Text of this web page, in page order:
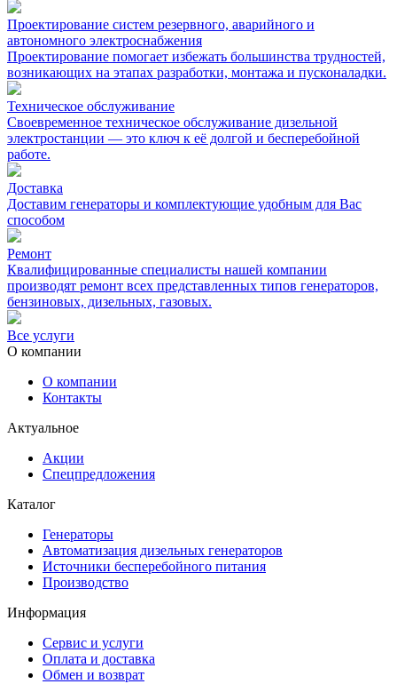
Проектирование систем резервного, аварийного и
автономного электроснабжения
Проектирование помогает избежать большинства трудностей,
возникающих на этапах разработки, монтажа и пусконаладки.
Техническое обслуживание
Своевременное техническое обслуживание дизельной
электростанции — это ключ к её долгой и бесперебойной
работе.
Доставка
Доставим генераторы и комплектующие удобным для Вас
способом
Ремонт
Квалифицированные специалисты нашей компании
производят ремонт всех представленных типов генераторов,
бензиновых, дизельных, газовых.
Все услуги
О компании
О компании
Контакты
Актуальное
Акции
Спецпредложения
Каталог
Генераторы
Автоматизация дизельных генераторов
Источники бесперебойного питания
Производство
Информация
Сервис и услуги
Оплата и доставка
Обмен и возврат